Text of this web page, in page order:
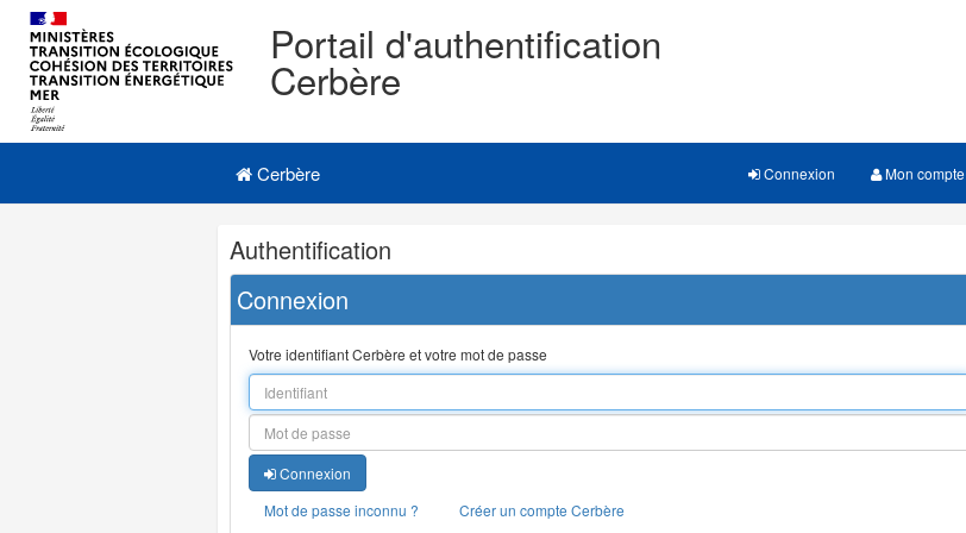
Portail d'authentification
Cerbère
Navigation
Menu principal
Cerbère Connexion Mon compte
Navigation
et
outils
annexes
Authentification
Connexion
Votre identifiant Cerbère et votre mot de passe
Connexion
Mot de passe inconnu ?
Créer un compte Cerbère